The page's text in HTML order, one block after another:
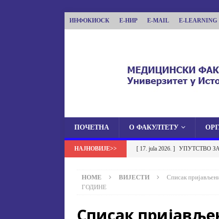
ИНФОКИОСК Е-НИР E-MAIL E-LEARNING
МЕДИЦИНСКИ
МЕДИЦИНСКИ ФАКУЛТЕТ
ПОЧЕТНА О ФАКУЛТЕТУ
[ 17. jula 2026. ] УПУТСТВО
[ 17. jula 2026. ] Избор у звање
HOME ВИЈЕСТИ
Списак
ГОДИНЕ